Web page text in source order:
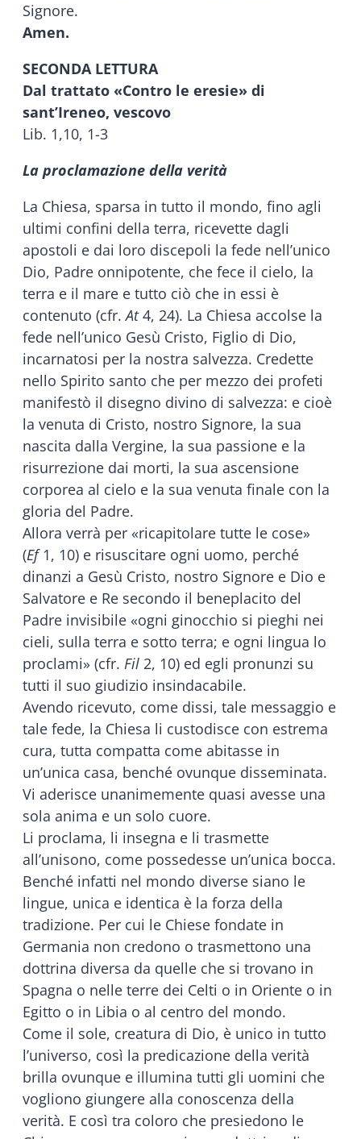
Signore.
Amen.
SECONDA LETTURA
Dal trattato «Contro le eresie» di
sant’Ireneo, vescovo
Lib. 1,10, 1-3
La proclamazione della verità
La Chiesa, sparsa in tutto il mondo, fino agli
ultimi confini della terra, ricevette dagli
apostoli e dai loro discepoli la fede nell’unico
Dio, Padre onnipotente, che fece il cielo, la
terra e il mare e tutto ciò che in essi è
contenuto (cfr.At4, 24). La Chiesa accolse la
fede nell’unico Gesù Cristo, Figlio di Dio,
incarnatosi per la nostra salvezza. Credette
nello Spirito santo che per mezzo dei profeti
manifestò il disegno divino di salvezza: e cioè
la venuta di Cristo, nostro Signore, la sua
nascita dalla Vergine, la sua passione e la
risurrezione dai morti, la sua ascensione
corporea al cielo e la sua venuta finale con la
gloria del Padre.
Allora verrà per «ricapitolare tutte le cose»
(Ef1, 10) e risuscitare ogni uomo, perché
dinanzi a Gesù Cristo, nostro Signore e Dio e
Salvatore e Re secondo il beneplacito del
Padre invisibile «ogni ginocchio si pieghi nei
cieli, sulla terra e sotto terra; e ogni lingua lo
proclami» (cfr. Fil 2, 10) ed egli pronunzi su
tutti il suo giudizio insindacabile.
Avendo ricevuto, come dissi, tale messaggio e
tale fede, la Chiesa li custodisce con estrema
cura, tutta compatta come abitasse in
un’unica casa, benché ovunque disseminata.
Vi aderisce unanimemente quasi avesse una
sola anima e un solo cuore.
Li proclama, li insegna e li trasmette
all’unisono, come possedesse un’unica bocca.
Benché infatti nel mondo diverse siano le
lingue, unica e identica è la forza della
tradizione. Per cui le Chiese fondate in
Germania non credono o trasmettono una
dottrina diversa da quelle che si trovano in
Spagna o nelle terre dei Celti o in Oriente o in
Egitto o in Libia o al centro del mondo.
Come il sole, creatura di Dio, è unico in tutto
l’universo, così la predicazione della verità
brilla ovunque e illumina tutti gli uomini che
vogliono giungere alla conoscenza della
verità. E così tra coloro che presiedono le